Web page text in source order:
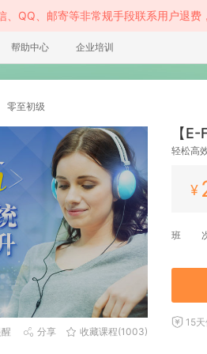
、QQ、邮寄等非常规手段联系用户退
帮助中心 企业培训
零至初级
分享 收藏课程(1003)
【
轻松高
¥
班
15